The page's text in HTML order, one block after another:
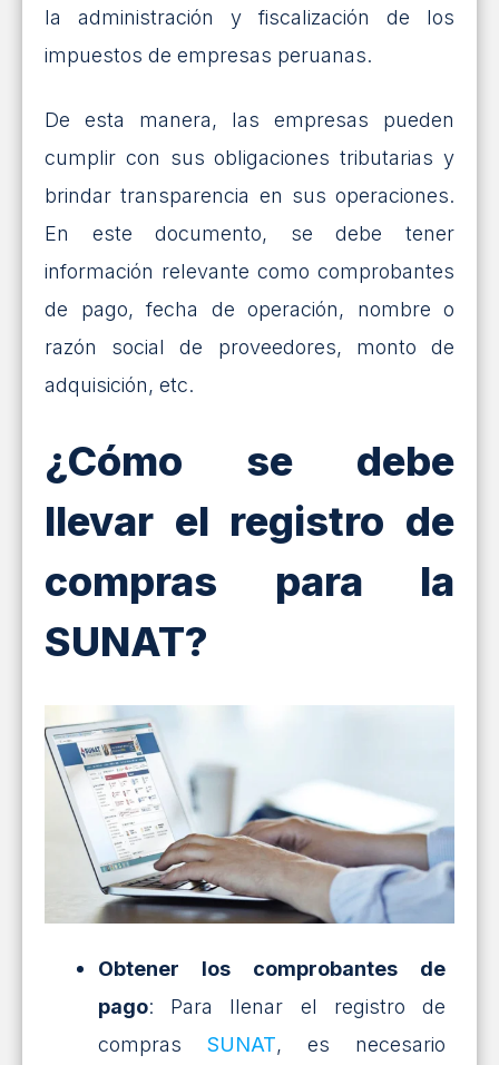
la administración y fiscalización de los
impuestos de empresas peruanas.
De esta manera, las empresas pueden
cumplir con sus obligaciones tributarias y
brindar transparencia en sus operaciones.
En este documento, se debe tener
información relevante como comprobantes
de pago, fecha de operación, nombre o
razón social de proveedores, monto de
adquisición, etc.
¿Cómo se debe
llevar el registro de
compras para la
SUNAT?
Obtener los comprobantes de
pago: Para llenar el registro de
compras SUNAT, es necesario